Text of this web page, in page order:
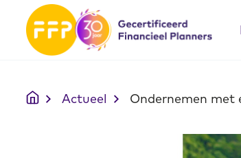
Actueel Ondernemen met